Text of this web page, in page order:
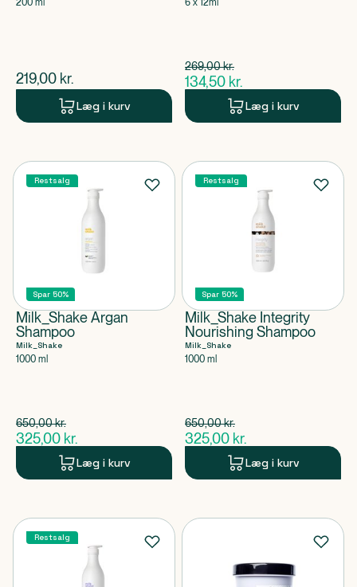
200 ml
$nuværende pris
219,00 kr.
Læg i kurv
6 x 12ml
$gammel pris
269,00kr.
Spar 134,50 kr.
$nuværende pris
134,50 kr.
Læg i kurv
Restsalg
Spar 50%
Milk_Shake Argan
Shampoo
Milk_Shake
1000 ml
$gammel pris
650,00kr.
Spar 325,00 kr.
$nuværende pris
325,00 kr.
Læg i kurv
Restsalg
Spar 50%
Milk_Shake Integrity
Nourishing Shampoo
Milk_Shake
1000 ml
$gammel pris
650,00kr.
Spar 325,00 kr.
$nuværende pris
325,00 kr.
Læg i kurv
Restsalg